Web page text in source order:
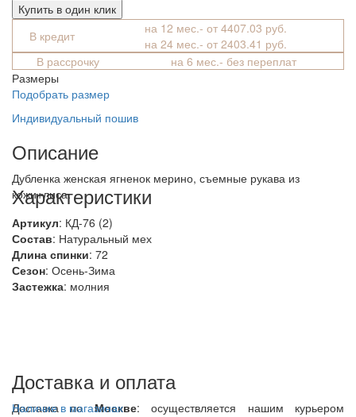
Купить в один клик
В кредит
на 12 мес.- от 4407.03 руб.
на 24 мес.- от 2403.41 руб.
В рассрочку
на 6 мес.- без переплат
Размеры
Подобрать размер
Индивидуальный пошив
Описание
Дубленка женская ягненок мерино, съемные рукава из
кожи+лиса.
Характеристики
Артикул: КД-76 (2)
Состав: Натуральный мех
Длина спинки: 72
Сезон: Осень-Зима
Застежка: молния
Доставка и оплата
Доставка поМоскве: осуществляется нашим курьером
Наличие в магазинах